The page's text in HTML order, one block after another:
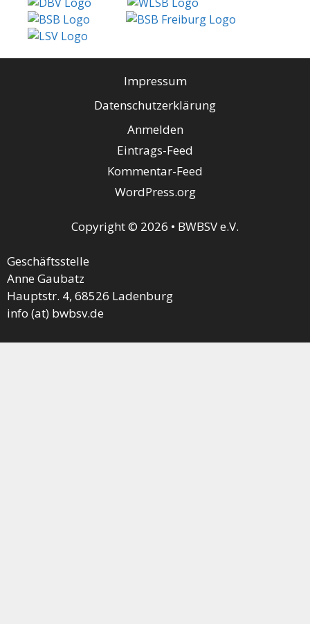
Impressum
Datenschutzerklärung
Anmelden
Eintrags-Feed
Kommentar-Feed
WordPress.org
Copyright © 2026 • BWBSV e.V.
Geschäftsstelle
Anne Gaubatz
Hauptstr. 4, 68526 Ladenburg
info (at) bwbsv.de